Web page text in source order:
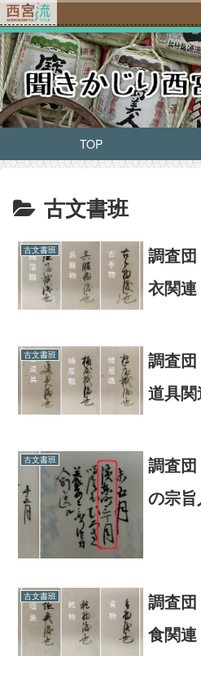
TOP
古文書班
古文書班
調査団
衣関連
古文書班
調査団
道具
古文書班
調査
の宗
古文書班
調査団
食関連